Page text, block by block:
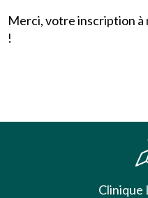
Merci, votre inscription
!
Clinique